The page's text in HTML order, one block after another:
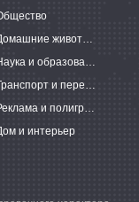
Домашние животные
Наука и образование
Транспорт и перевозки
Реклама и полиграфия
и интерьер